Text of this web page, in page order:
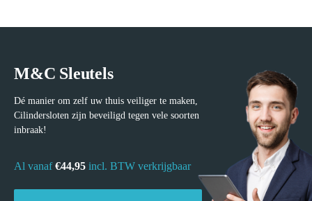
M&C Sleutels
Dé manier om zelf uw thuis veiliger te maken,
Cilindersloten zijn beveiligd tegen vele soorten
inbraak!
Al vanaf€44,95 incl. BTW verkrijgbaar